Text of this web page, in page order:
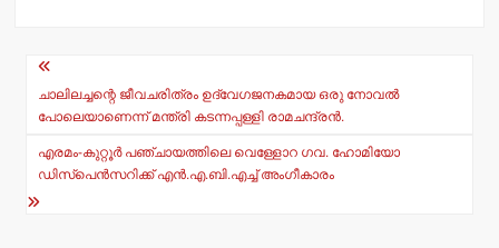
p
p
o
o
k
Post
navigation
ചാലിലച്ചന്റെ ജീവചരിത്രം ഉദ്വേഗജനകമായ ഒരു നോവല്‍
പോലെയാണെന്ന് മന്ത്രി കടന്നപ്പള്ളി രാമചന്ദ്രന്‍.
എരമം-കുറ്റൂര്‍ പഞ്ചായത്തിലെ വെള്ളോറ ഗവ. ഹോമിയോ
ഡിസ്‌പെന്‍സറിക്ക് എന്‍.എ.ബി.എച്ച് അംഗീകാരം